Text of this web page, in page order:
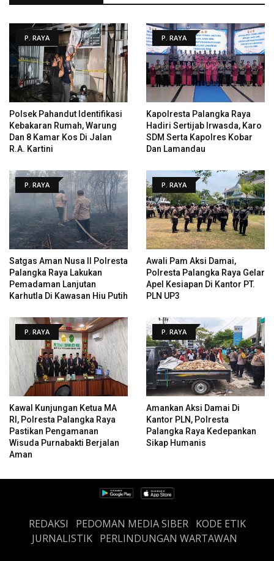
P. RAYA
Polsek Pahandut Identifikasi
Kebakaran Rumah, Warung
Dan 8 Kamar Kos Di Jalan
R.A. Kartini
P. RAYA
Kapolresta Palangka Raya
Hadiri Sertijab Irwasda, Karo
SDM Serta Kapolres Kobar
Dan Lamandau
P. RAYA
Satgas Aman Nusa II Polresta
Palangka Raya Lakukan
Pemadaman Lanjutan
Karhutla Di Kawasan Hiu Putih
P. RAYA
Awali Pam Aksi Damai,
Polresta Palangka Raya Gelar
Apel Kesiapan Di Kantor PT.
PLN UP3
P. RAYA
Kawal Kunjungan Ketua MA
RI, Polresta Palangka Raya
Pastikan Pengamanan
Wisuda Purnabakti Berjalan
Aman
P. RAYA
Amankan Aksi Damai Di
Kantor PLN, Polresta
Palangka Raya Kedepankan
Sikap Humanis
REDAKSI PEDOMAN MEDIA SIBER
KODE ETIK
JURNALISTIK PERLINDUNGAN WARTAWAN